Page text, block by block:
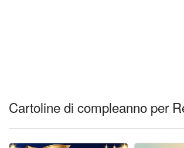
Cartoline giorni settimana
Cartoline musicali
Cartoline di compleanno per